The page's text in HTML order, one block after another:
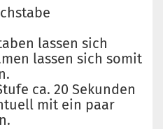
lassen sich
lassen sich somit
ca. 20 Sekunden
mit ein paar